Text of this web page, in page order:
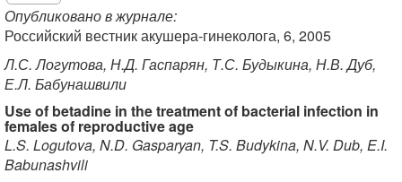
Опубликовано в журнале:
Российский вестник акушера-гинеколога, 6, 2005
Л.С. Логутова, Н.Д. Гаспарян, Т.С. Будыкина, Н.В. Дуб,
Е.Л. Бабунашвили
Use of betadine in the treatment of bacterial infection in
females of reproductive age
L.S. Logutova, N.D. Gasparyan, T.S. Budykina, N.V. Dub, E.I.
Babunashvili